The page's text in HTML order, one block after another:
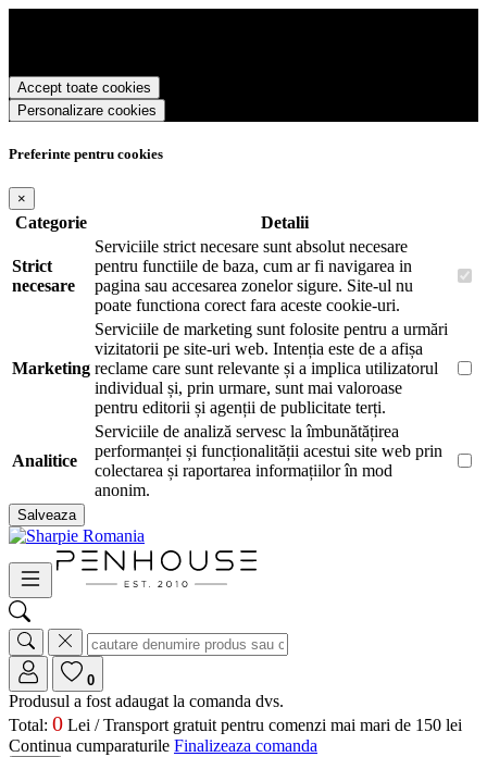
pentru a va oferi si livra functii avansate si continut personalizat de
marketing.
Pentru a va putea bucura de intreaga experienta ca vizitator Sharpie
uri.
Accept toate cookies
Personalizare cookies
Preferinte pentru cookies
×
Categorie Detalii
Strict
necesare
Serviciile strict necesare sunt absolut necesare
pentru functiile de baza, cum ar fi navigarea in
pagina sau accesarea zonelor sigure. Site-ul nu
poate functiona corect fara aceste cookie-uri.
Marketing
Serviciile de marketing sunt folosite pentru a urmări
vizitatorii pe site-uri web. Intenția este de a afișa
reclame care sunt relevante și a implica utilizatorul
individual și, prin urmare, sunt mai valoroase
pentru editorii și agenții de publicitate terți.
Analitice
Serviciile de analiză servesc la îmbunătățirea
performanței și funcționalității acestui site web prin
colectarea și raportarea informațiilor în mod
anonim.
Salveaza
0
Produsul a fost adaugat la comanda dvs.
Total: 0 Lei /Transport gratuit pentru comenzi mai mari de 150 lei
Continua cumparaturile Finalizeaza comanda